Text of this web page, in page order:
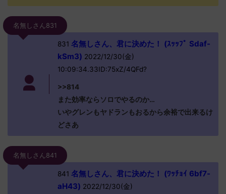
名無しさん831
831 名無しさん、君に決めた！ (ｽｯｯﾌﾟ Sdaf-
kSm3) 2022/12/30(金)
10:09:34.33ID:75xZ/4QFd?
>>814
また効率ならソロでやるのか…
いやグレンもヤドランもおるから余裕で出来るけ
どさあ
名無しさん841
841 名無しさん、君に決めた！ (ﾜｯﾁｮｲ 6bf7-
aH43) 2022/12/30(金)